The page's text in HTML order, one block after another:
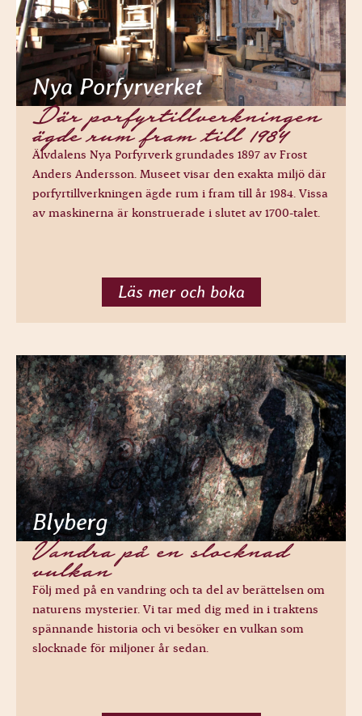
Nya Porfyrverket
Där porfyrtillverkningen
ägde rum fram till 1984
Älvdalens Nya Porfyrverk grundades 1897 av Frost
Anders Andersson. Museet visar den exakta miljö där
porfyrtillverkningen ägde rum i fram till år 1984. Vissa
av maskinerna är konstruerade i slutet av 1700-talet.
Läs mer och boka
Blyberg
Vandra på en slocknad
vulkan
Följ med på en vandring och ta del av berättelsen om
naturens mysterier. Vi tar med dig med in i traktens
spännande historia och vi besöker en vulkan som
slocknade för miljoner år sedan.